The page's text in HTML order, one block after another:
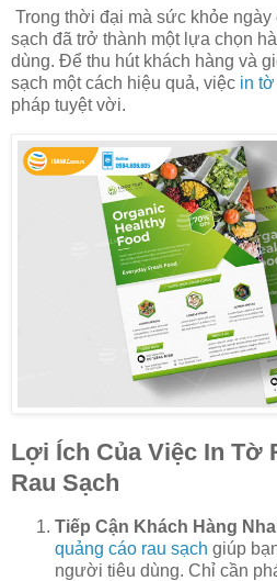
Trong thời đại mà sức khỏe
sạch đã trở thành một lựa chọn
dùng. Để thu hút khách hàng và
sạch một cách hiệu quả, việc in
pháp tuyệt vời.
Lợi Ích Của Việc In Tờ
Rau Sạch
Tiếp Cận Khách Hàng
quảng cáo rau sạch giúp
người tiêu dùng. Chỉ cần